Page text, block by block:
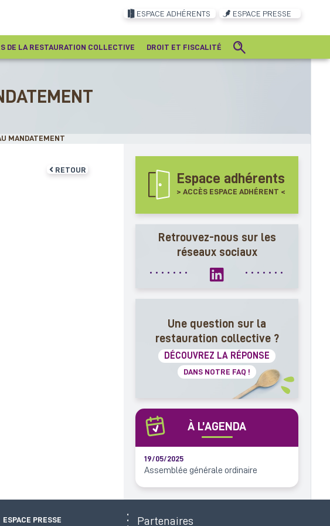
ESPACE ADHÉRENTS ESPACE PRESSE
DE LA RESTAURATION COLLECTIVE DROIT ET FISCALITÉ
MANDATEMENT
RETOUR
Espace adhérents
> ACCÈS ESPACE ADHÉRENT <
Retrouvez-nous sur les
réseaux sociaux
Une question sur la
restauration collective ?
DÉCOUVREZ LA RÉPONSE
DANS NOTRE FAQ !
À L’AGENDA
19/05/2025
Assemblée générale ordinaire
ESPACE PRESSE Partenaires